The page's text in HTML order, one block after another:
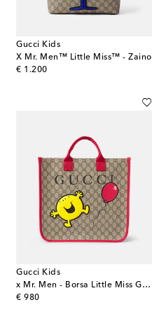
Gucci Kids
X Mr. Men™ Little Miss™ - Zaino
€ 1.200
original price
Gucci Kids
x Mr. Men - Borsa Little Miss GG in canvas
€ 980
original price